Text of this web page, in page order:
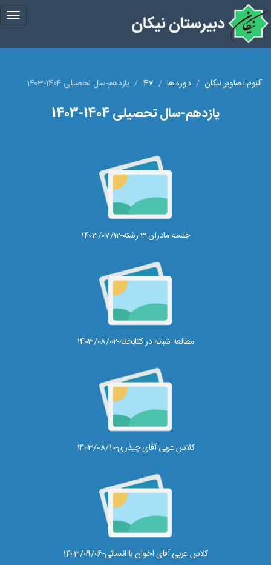
آلبوم تصاویر نیکان دوره ها 47 یازدهم-سال تحصیلی 1404-1403
یازدهم-سال تحصیلی 1404-1403
جلسه مادران 3 رشته-1403/07/12
مطالعه شبانه در کتابخانه-1403/08/02
کلاس عربی آقای چیذری-1403/08/10
کلاس عربی آقای اخوان با انسانی-1403/09/06